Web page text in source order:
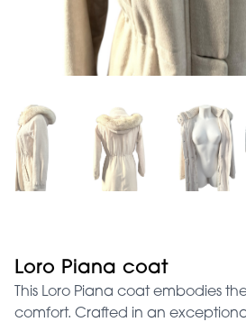
Loro Piana coat
This Loro Piana coat embodies
comfort. Crafted in an